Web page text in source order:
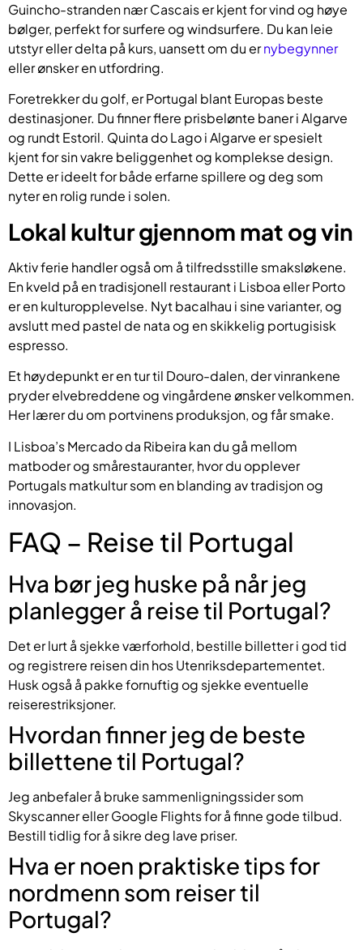
Guincho-stranden nær Cascais er kjent for vind og høye
bølger, perfekt for surfere og windsurfere. Du kan leie
utstyr eller delta på kurs, uansett om du ernybegynner
eller ønsker en utfordring.
Foretrekker du golf, er Portugal blant Europas beste
destinasjoner. Du finner flere prisbelønte baner i Algarve
og rundt Estoril. Quinta do Lago i Algarve er spesielt
kjent for sin vakre beliggenhet og komplekse design.
Dette er ideelt for både erfarne spillere og deg som
nyter en rolig runde i solen.
Lokal kultur gjennom mat og vin
Aktiv ferie handler også om å tilfredsstille smaksløkene.
En kveld på en tradisjonell restaurant i Lisboa eller Porto
er en kulturopplevelse. Nyt bacalhau i sine varianter, og
avslutt med pastel de nata og en skikkelig portugisisk
espresso.
Et høydepunkt er en tur til Douro-dalen, der vinrankene
pryder elvebreddene og vingårdene ønsker velkommen.
Her lærer du om portvinens produksjon, og får smake.
I Lisboa’s Mercado da Ribeira kan du gå mellom
matboder og smårestauranter, hvor du opplever
Portugals matkultur som en blanding av tradisjon og
innovasjon.
FAQ – Reise til Portugal
Hva bør jeg huske på når jeg
planlegger å reise til Portugal?
Det er lurt å sjekke værforhold, bestille billetter i god tid
og registrere reisen din hos Utenriksdepartementet.
Husk også å pakke fornuftig og sjekke eventuelle
reiserestriksjoner.
Hvordan finner jeg de beste
billettene til Portugal?
Jeg anbefaler å bruke sammenligningssider som
Skyscanner eller Google Flights for å finne gode tilbud.
Bestill tidlig for å sikre deg lave priser.
Hva er noen praktiske tips for
nordmenn som reiser til
Portugal?